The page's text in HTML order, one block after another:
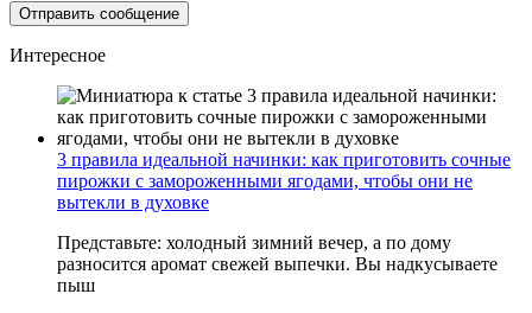
Интересное
3 правила идеальной начинки: как приготовить сочные
пирожки с замороженными ягодами, чтобы они не
вытекли в духовке
Представьте: холодный зимний вечер, а по дому
разносится аромат свежей выпечки. Вы надкусываете
пыш